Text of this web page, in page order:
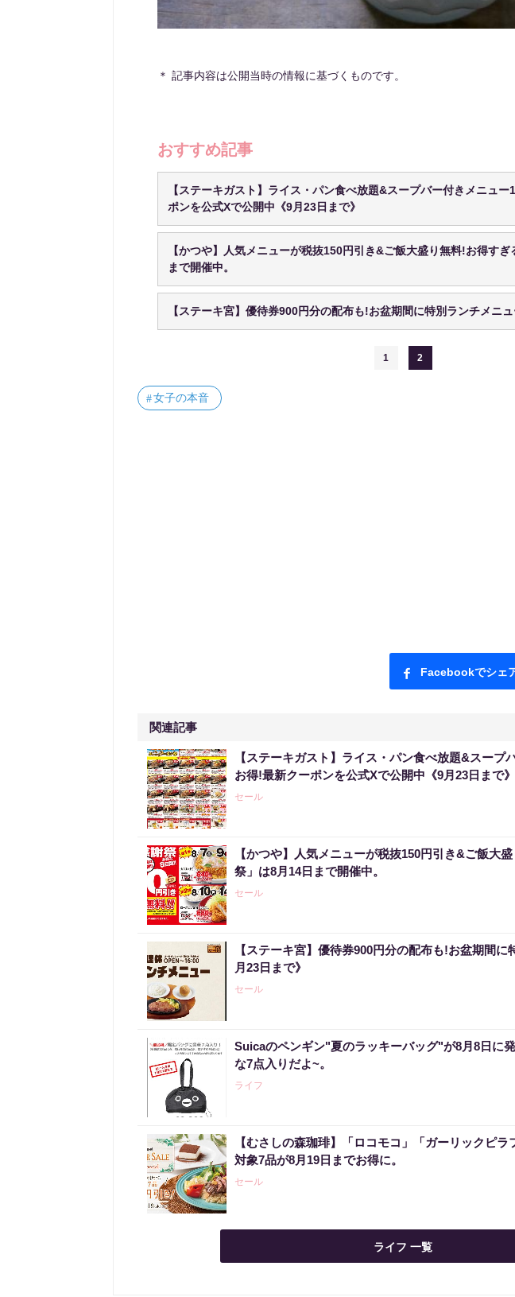
＊ 記事内容は公開当時の情報に基づくものです。
おすすめ記事
【ステーキガスト】ライス・パン食べ放題&スープバー付きメニュ
ポンを公式Xで公開中《9月23日まで》
【かつや】人気メニューが税抜150円引き&ご飯大盛り無料!お得すぎ
まで開催中。
【ステーキ宮】優待券900円分の配布も!お盆期間に特別ランチメニ
1 2
女子の本音
Facebookでシェ
関連記事
【ステーキガスト】ライス・パン食べ放題&スープ
お得!最新クーポンを公式Xで公開中《9月23日まで》
セール
【かつや】人気メニューが税抜150円引き&ご飯大
祭」は8月14日まで開催中。
セール
【ステーキ宮】優待券900円分の配布も!お盆期間
月23日まで》
セール
Suicaのペンギン"夏のラッキーバッグ"が8月8日に
な7点入りだよ~。
ライフ
【むさしの森珈琲】「ロコモコ」「ガーリックピ
対象7品が8月19日までお得に。
セール
ライフ 一覧